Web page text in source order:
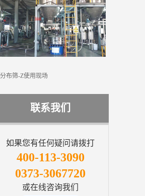
联系我们
如果您有任何疑问请拨打
400-113-3090
0373-3067720
或在线咨询我们